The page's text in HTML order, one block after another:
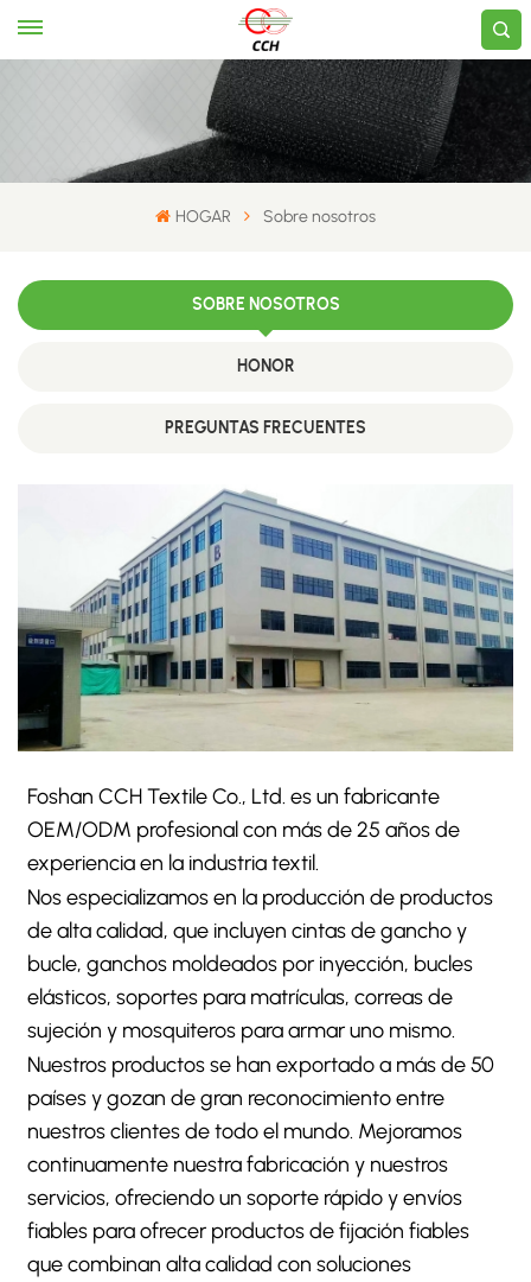
HOGAR Sobre nosotros
SOBRE NOSOTROS
HONOR
PREGUNTAS FRECUENTES
Foshan CCH Textile Co., Ltd. es un fabricante
OEM/ODM profesional con más de 25 años de
experiencia en la industria textil.
Nos especializamos en la producción de productos
de alta calidad, que incluyen cintas de gancho y
bucle, ganchos moldeados por inyección, bucles
elásticos, soportes para matrículas, correas de
sujeción y mosquiteros para armar uno mismo.
Nuestros productos se han exportado a más de 50
países y gozan de gran reconocimiento entre
nuestros clientes de todo el mundo. Mejoramos
continuamente nuestra fabricación y nuestros
servicios, ofreciendo un soporte rápido y envíos
fiables para ofrecer productos de fijación fiables
que combinan alta calidad con soluciones